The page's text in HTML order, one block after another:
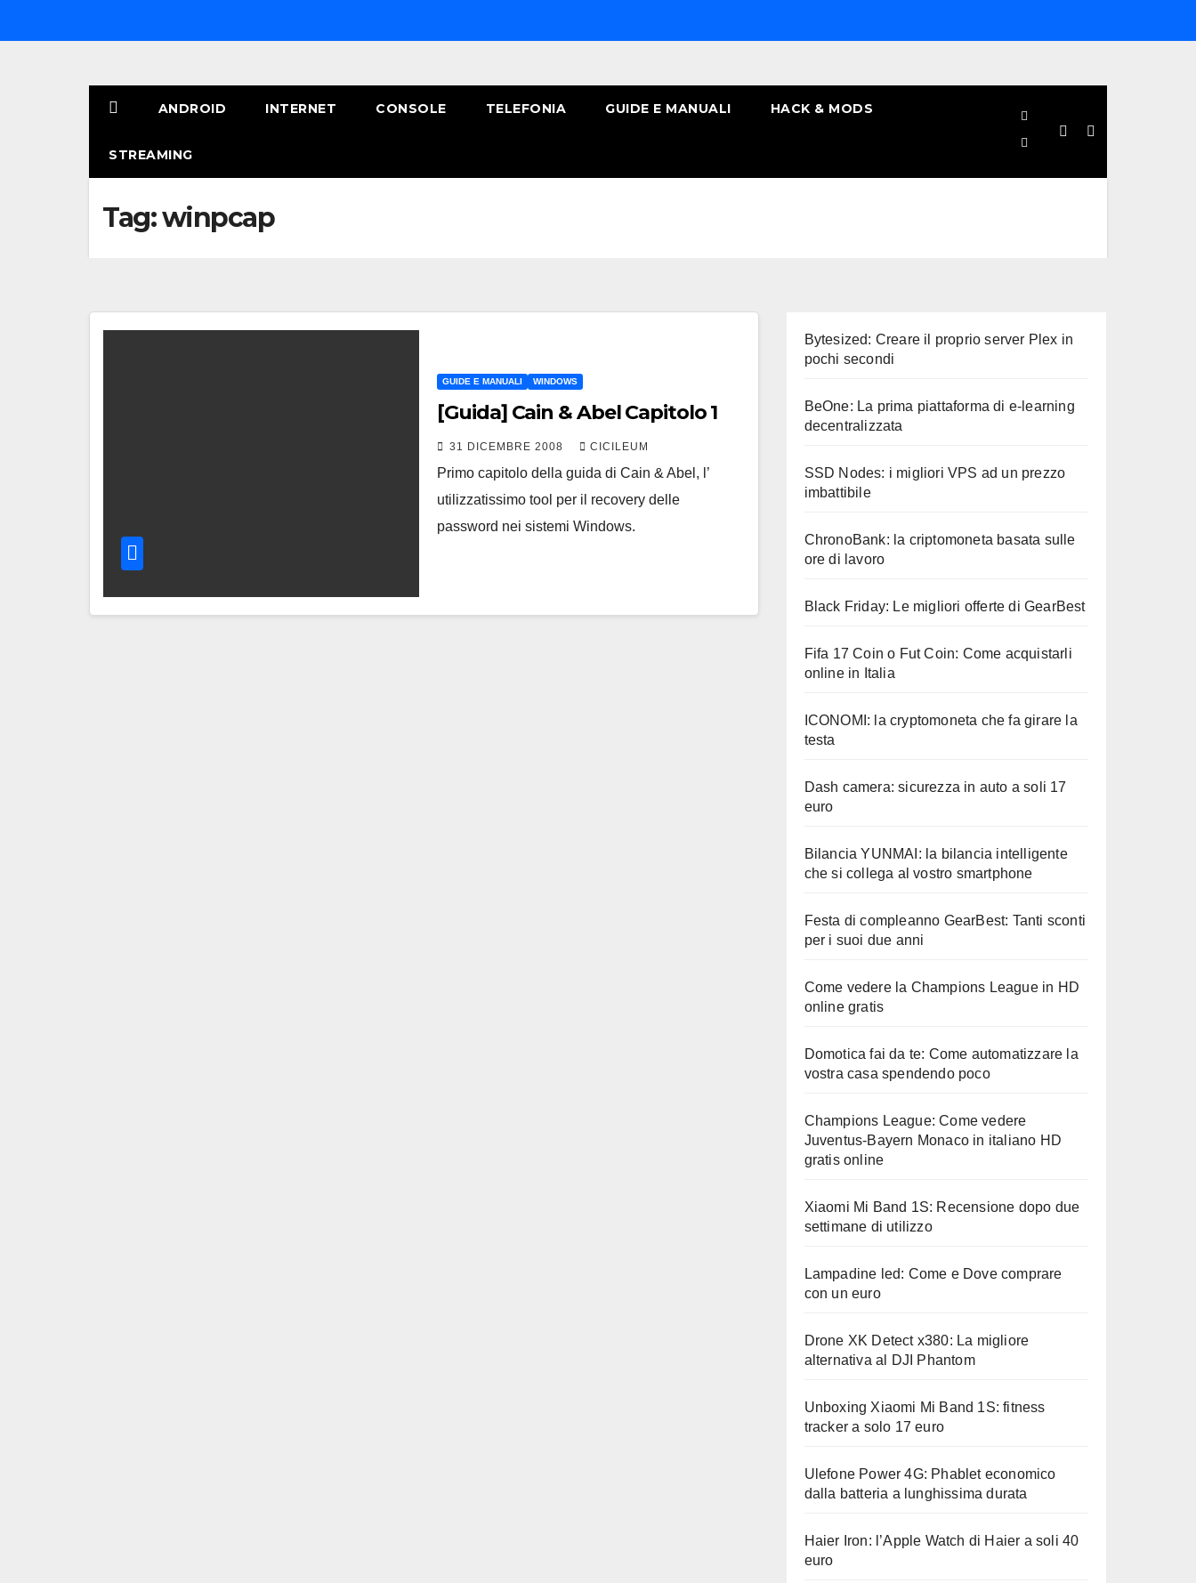
al
ANDROID INTERNET CONSOLE TELEFONIA GUIDE E MANUALI HACK & MODS
STREAMING
Tag:winpcap
GUIDE E MANUALI WINDOWS
[Guida] Cain & Abel Capitolo 1
31 DICEMBRE 2008 CICILEUM
Primo capitolo della guida di Cain & Abel, l’
utilizzatissimo tool per il recovery delle
password nei sistemi Windows.
Bytesized: Creare il proprio server Plex in
pochi secondi
BeOne: La prima piattaforma di e-learning
decentralizzata
SSD Nodes: i migliori VPS ad un prezzo
imbattibile
ChronoBank: la criptomoneta basata sulle
ore di lavoro
Black Friday: Le migliori offerte di GearBest
Fifa 17 Coin o Fut Coin: Come acquistarli
online in Italia
ICONOMI: la cryptomoneta che fa girare la
testa
Dash camera: sicurezza in auto a soli 17
euro
Bilancia YUNMAI: la bilancia intelligente
che si collega al vostro smartphone
Festa di compleanno GearBest: Tanti sconti
per i suoi due anni
Come vedere la Champions League in HD
online gratis
Domotica fai da te: Come automatizzare la
vostra casa spendendo poco
Champions League: Come vedere
Juventus-Bayern Monaco in italiano HD
gratis online
Xiaomi Mi Band 1S: Recensione dopo due
settimane di utilizzo
Lampadine led: Come e Dove comprare
con un euro
Drone XK Detect x380: La migliore
alternativa al DJI Phantom
Unboxing Xiaomi Mi Band 1S: fitness
tracker a solo 17 euro
Ulefone Power 4G: Phablet economico
dalla batteria a lunghissima durata
Haier Iron: l’Apple Watch di Haier a soli 40
euro